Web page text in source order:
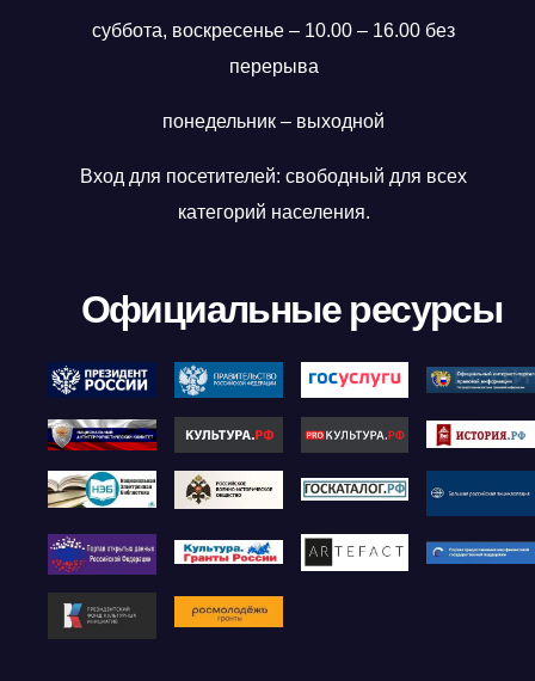
суббота, воскресенье – 10.00 – 16.00 без
перерыва
понедельник – выходной
Вход для посетителей: свободный для всех
категорий населения.
Официальные ресурсы